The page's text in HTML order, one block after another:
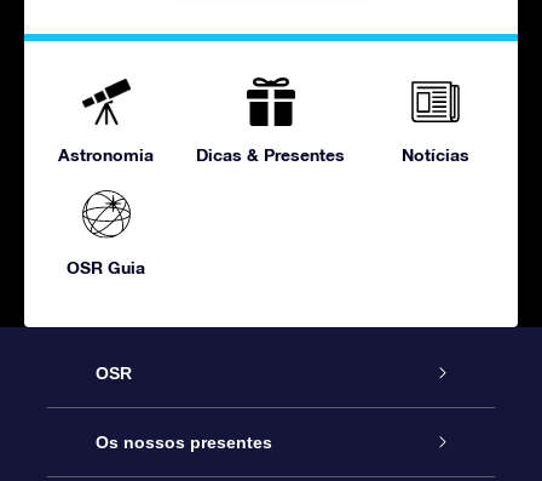
Astronomia Dicas & Presentes Notícias
OSR Guia
OSR
Serviço
Os nossos presentes